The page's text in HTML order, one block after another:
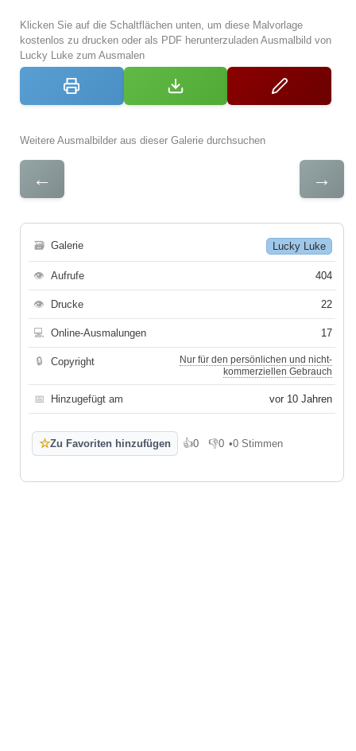
Klicken Sie auf die Schaltflächen unten, um diese Malvorlage
kostenlos zu drucken oder als PDF herunterzuladen Ausmalbild von
Lucky Luke zum Ausmalen
Weitere Ausmalbilder aus dieser Galerie durchsuchen
← →
🗃 Galerie Lucky Luke
👁 Aufrufe 404
👁 Drucke 22
💻 Online-Ausmalungen 17
🔒 Copyright
Nur für den persönlichen und nicht-
kommerziellen Gebrauch
📅 Hinzugefügt am vor 10 Jahren
☆Zu Favoriten hinzufügen 👍0
Gefällt mir
👎0
Gefällt mir nicht
•0 Stimmen